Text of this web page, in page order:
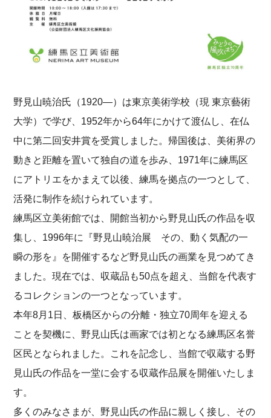
野見山暁治氏（1920―）は東京美術学校（現 東京藝術
大学）で学び、1952年から64年にかけて渡仏し、在仏
中に第二回安井賞を受賞しました。帰国後は、美術界の
動きと距離を置いて独自の道を歩み、1971年に練馬区
にアトリエをかまえて以後、練馬を拠点の一つとして、
活発に制作を続けられています。
練馬区立美術館では、開館当初から野見山氏の作品を収
集し、1996年に『野見山暁治展 その、動く気配の一
瞬の形を』を開催するなど野見山氏の画業を見つめてき
ました。現在では、収蔵品も50点を超え、当館を代表す
るコレクションの一つとなっています。
本年8月1日、板橋区からの分離・独立70周年を迎える
ことを契機に、野見山氏は画家では初となる練馬区名誉
区民となられました。これを記念し、当館で収蔵する野
見山氏の作品を一堂に会する収蔵作品展を開催いたしま
す。
多くのみなさまが、野見山氏の作品に親しく接し、その